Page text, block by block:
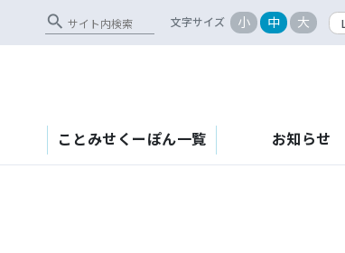
search 文字サイズ 小 中 大
ことみせくーぽん一覧 お知らせ